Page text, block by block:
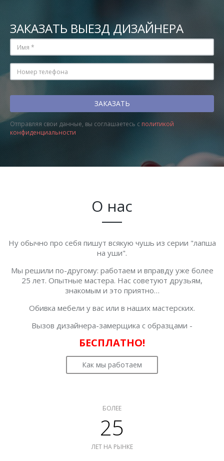
ЗАКАЗАТЬ ВЫЕЗД ДИЗАЙНЕРА
Отправляя свои данные, вы соглашаетесь с политикой
конфиденциальности
О нас
Ну обычно про себя пишут всякую чушь из серии "лапша
на уши".
Мы решили по-другому: работаем и вправду уже более
25 лет. Опытные мастера. Нас советуют друзьям,
знакомым и это приятно…
Обивка мебели у вас или в наших мастерских.
Вызов дизайнера-замерщика с образцами -
БЕСПЛАТНО!
Как мы работаем
БОЛЕЕ
25
ЛЕТ НА РЫНКЕ